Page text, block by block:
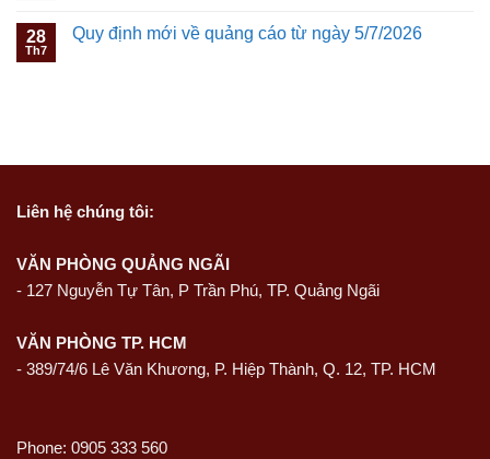
28
Th7
Quy định mới về quảng cáo từ ngày 5/7/2026
Liên hệ chúng tôi:
VĂN PHÒNG QUẢNG NGÃI
- 127 Nguyễn Tự Tân, P Trần Phú, TP. Quảng Ngãi
VĂN PHÒNG TP. HCM
- 389/74/6 Lê Văn Khương, P. Hiệp Thành, Q. 12, TP. HCM
Phone: 0905 333 560